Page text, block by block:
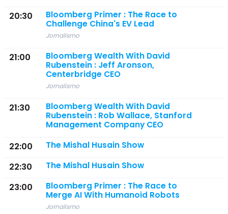
20:30
Bloomberg Primer : The Race to
Challenge China's EV Lead
Jornalismo
21:00
Bloomberg Wealth With David
Rubenstein : Jeff Aronson,
Centerbridge CEO
Jornalismo
21:30
Bloomberg Wealth With David
Rubenstein : Rob Wallace, Stanford
Management Company CEO
22:00 The Mishal Husain Show
22:30 The Mishal Husain Show
23:00
Bloomberg Primer : The Race to
Merge AI With Humanoid Robots
Jornalismo